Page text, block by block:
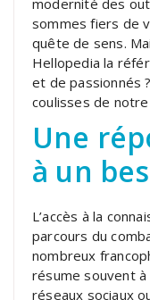
sommes fiers de
quête de sens.
Hellopedia la
et de passionnés
coulisses de notre
Une
à un
L’accès à la
parcours du
nombreux
résume souvent
réseaux sociaux